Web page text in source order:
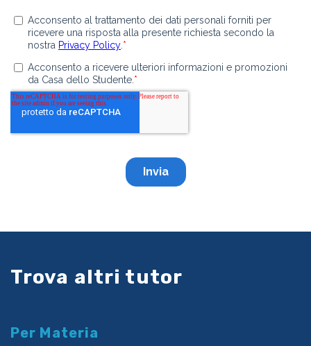
Trova altri tutor
Per Materia